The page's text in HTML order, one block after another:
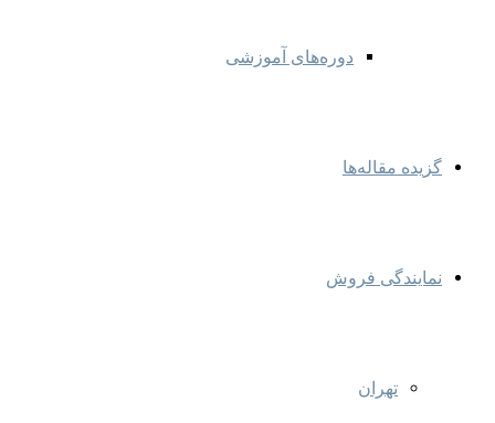
دوره‌های آموزشی
گزیده مقاله‌ها
نمایندگی‌ فروش
تهران